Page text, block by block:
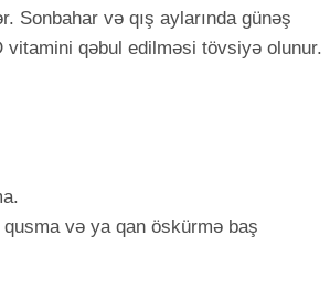
Sonbahar və qış aylarında günəş
vitamini qəbul edilməsi tövsiyə olunur.
və ya qan öskürmə baş